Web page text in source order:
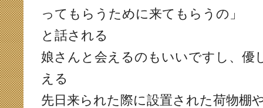
ってもらうために来てもらうの」
と話される
娘さんと会えるのもいいですし、優
える
先日来られた際に設置された荷物棚